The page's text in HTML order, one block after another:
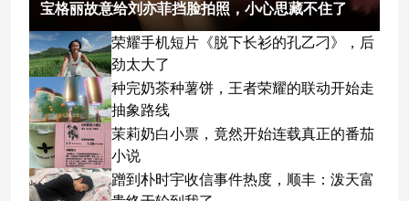
宝格丽故意给刘亦菲挡脸拍照，小心思藏不住了
荣耀手机短片《脱下长衫的孔乙刁》，后
劲太大了
种完奶茶种薯饼，王者荣耀的联动开始走
抽象路线
茉莉奶白小票，竟然开始连载真正的番茄
小说
蹭到朴时宇收信事件热度，顺丰：泼天富